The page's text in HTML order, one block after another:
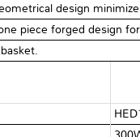
design
piece forged design